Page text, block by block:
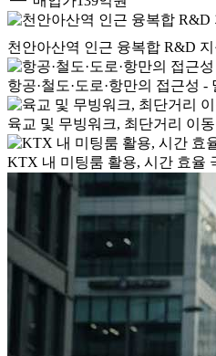
천안아산역 인근 융복합 R&D 지
항공·철도·도로·항만의 접근성 -
육교 및 무빙워크, 최단거리 이
KTX 내 미팅룸 활용, 시간 효율